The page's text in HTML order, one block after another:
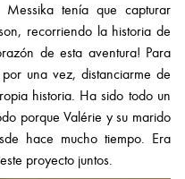
tenía que capturar
recorriendo la historia de
de esta aventura! Para
una vez, distanciarme de
historia. Ha sido todo un
porque Valérie y su marido
hace mucho tiempo. Era
proyecto juntos.